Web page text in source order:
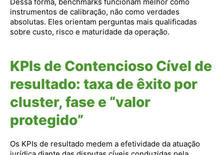
instrumentos de calibração, não como verdades
absolutas. Eles orientam perguntas mais qualificadas
sobre custo, risco e maturidade da operação.
KPIs de Contencioso Cível de
resultado: taxa de êxito por
cluster, fase e “valor
protegido”
Os KPIs de resultado medem a efetividade da atuação